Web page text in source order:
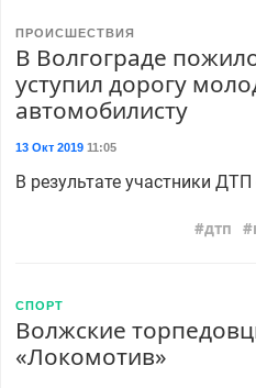
ПРОИСШЕСТВИЯ
В Волгограде
уступил дорогу
автомобилисту
13 Окт 201911:05
В результате участники
дтп
СПОРТ
Волжские
«Локомотив»